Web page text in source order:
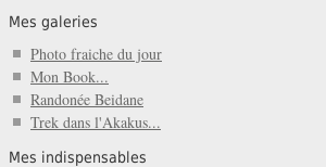
Mes galeries
Photo fraiche du jour
Mon Book...
Randonée Beidane
Trek dans l'Akakus...
Mes indispensables